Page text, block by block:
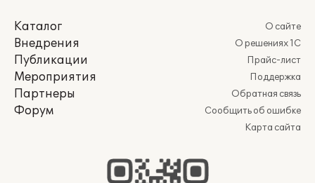
Каталог
Внедрения
Публикации
Мероприятия
Партнеры
Форум
О сайте
О решениях 1С
Прайс-лист
Поддержка
Обратная связь
Сообщить об ошибке
Карта сайта